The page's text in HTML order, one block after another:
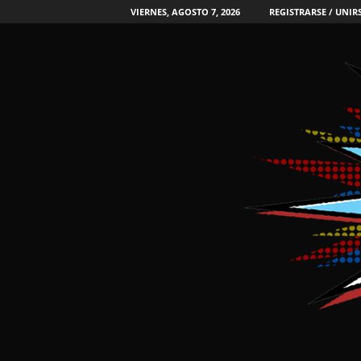
VIERNES, AGOSTO 7, 2026 REGISTRARSE /